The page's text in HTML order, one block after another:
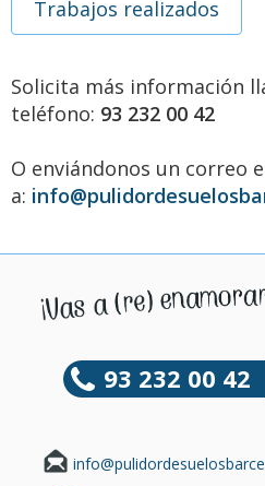
Trabajos realizados
Solicita más información
teléfono: 93 232 00 42
O enviándonos un correo
a:
93 232 00 42